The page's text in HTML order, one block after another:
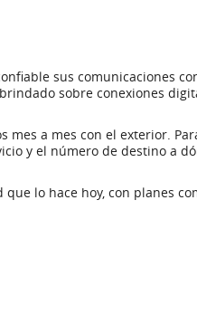
sus comunicaciones
sobre conexiones
mes a mes con el exterior.
y el número de destino a
lo hace hoy, con planes